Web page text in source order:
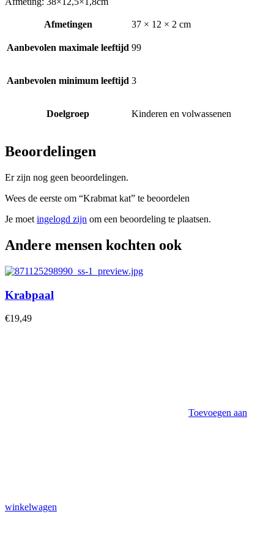
Afmetingen 37 × 12 × 2 cm
Aanbevolen maximale leeftijd 99
Aanbevolen minimum leeftijd 3
Doelgroep Kinderen en volwassenen
Beoordelingen
Er zijn nog geen beoordelingen.
Wees de eerste om “Krabmat kat” te beoordelen
Je moet ingelogd zijn om een beoordeling te plaatsen.
Andere mensen kochten ook
Krabpaal
€19,49
Toevoegen aan
winkelwagen